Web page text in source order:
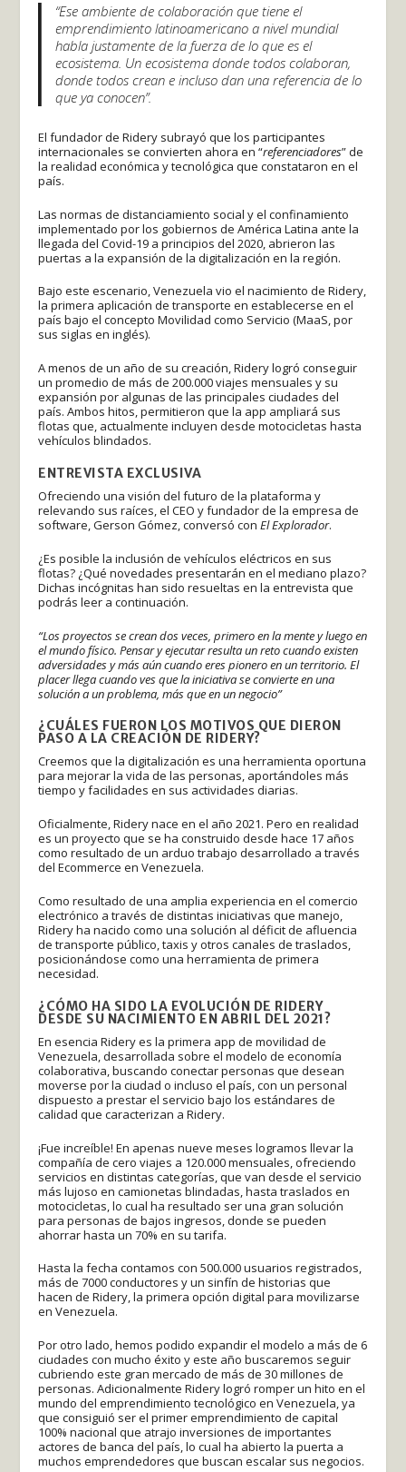
“Ese ambiente de colaboración que tiene el
emprendimiento latinoamericano a nivel mundial
habla justamente de la fuerza de lo que es el
ecosistema. Un ecosistema donde todos colaboran,
donde todos crean e incluso dan una referencia de lo
que ya conocen”.
El fundador de Ridery subrayó que los participantes
internacionales se convierten ahora en “referenciadores” de
la realidad económica y tecnológica que constataron en el
país.
Las normas de distanciamiento social y el confinamiento
implementado por los gobiernos de América Latina ante la
llegada del Covid-19 a principios del 2020, abrieron las
puertas a la expansión de la digitalización en la región.
Bajo este escenario, Venezuela vio el nacimiento de Ridery,
la primera aplicación de transporte en establecerse en el
país bajo el concepto Movilidad como Servicio (MaaS, por
sus siglas en inglés).
A menos de un año de su creación, Ridery logró conseguir
un promedio de más de 200.000 viajes mensuales y su
expansión por algunas de las principales ciudades del
país. Ambos hitos, permitieron que la app ampliará sus
flotas que, actualmente incluyen desde motocicletas hasta
vehículos blindados.
ENTREVISTA EXCLUSIVA
Ofreciendo una visión del futuro de la plataforma y
relevando sus raíces, el CEO y fundador de la empresa de
software, Gerson Gómez, conversó conEl Explorador.
¿Es posible la inclusión de vehículos eléctricos en sus
flotas? ¿Qué novedades presentarán en el mediano plazo?
Dichas incógnitas han sido resueltas en la entrevista que
podrás leer a continuación.
“Los proyectos se crean dos veces, primero en la mente y luego en
el mundo físico. Pensar y ejecutar resulta un reto cuando existen
adversidades y más aún cuando eres pionero en un territorio. El
placer llega cuando ves que la iniciativa se convierte en una
solución a un problema, más que en un negocio”
¿CUÁLES FUERON LOS MOTIVOS QUE DIERON
PASO A LA CREACIÓN DE RIDERY?
Creemos que la digitalización es una herramienta oportuna
para mejorar la vida de las personas, aportándoles más
tiempo y facilidades en sus actividades diarias.
Oficialmente, Ridery nace en el año 2021. Pero en realidad
es un proyecto que se ha construido desde hace 17 años
como resultado de un arduo trabajo desarrollado a través
del Ecommerce en Venezuela.
Como resultado de una amplia experiencia en el comercio
electrónico a través de distintas iniciativas que manejo,
Ridery ha nacido como una solución al déficit de afluencia
de transporte público, taxis y otros canales de traslados,
posicionándose como una herramienta de primera
necesidad.
¿CÓMO HA SIDO LA EVOLUCIÓN DE RIDERY
DESDE SU NACIMIENTO EN ABRIL DEL 2021?
En esencia Ridery es la primera app de movilidad de
Venezuela, desarrollada sobre el modelo de economía
colaborativa, buscando conectar personas que desean
moverse por la ciudad o incluso el país, con un personal
dispuesto a prestar el servicio bajo los estándares de
calidad que caracterizan a Ridery.
¡Fue increíble! En apenas nueve meses logramos llevar la
compañía de cero viajes a 120.000 mensuales, ofreciendo
servicios en distintas categorías, que van desde el servicio
más lujoso en camionetas blindadas, hasta traslados en
motocicletas, lo cual ha resultado ser una gran solución
para personas de bajos ingresos, donde se pueden
ahorrar hasta un 70% en su tarifa.
Hasta la fecha contamos con 500.000 usuarios registrados,
más de 7000 conductores y un sinfín de historias que
hacen de Ridery, la primera opción digital para movilizarse
en Venezuela.
Por otro lado, hemos podido expandir el modelo a más de 6
ciudades con mucho éxito y este año buscaremos seguir
cubriendo este gran mercado de más de 30 millones de
personas. Adicionalmente Ridery logró romper un hito en el
mundo del emprendimiento tecnológico en Venezuela, ya
que consiguió ser el primer emprendimiento de capital
100% nacional que atrajo inversiones de importantes
actores de banca del país, lo cual ha abierto la puerta a
muchos emprendedores que buscan escalar sus negocios.